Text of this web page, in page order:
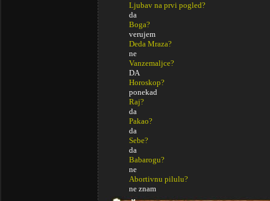
Ljubav na prvi pogled?
da
Boga?
verujem
Deda Mraza?
ne
Vanzemaljce?
DA
Horoskop?
ponekad
Raj?
da
Pakao?
da
Sebe?
da
Babarogu?
ne
Abortivnu pilulu?
ne znam